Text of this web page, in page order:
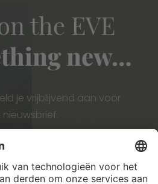
the EVE
new…
je vrijblijvend aan voor
nieuwsbrief.